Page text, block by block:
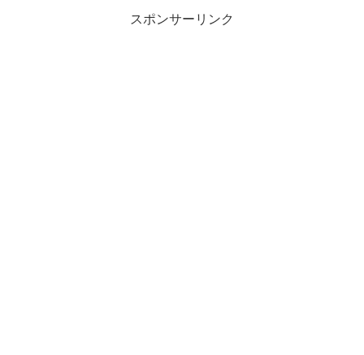
スポンサーリンク